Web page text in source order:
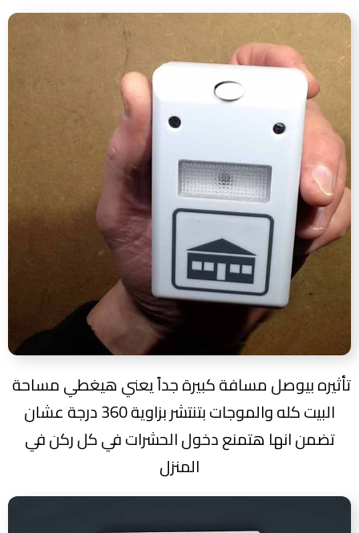
البيت كله والموجات بتنتشر بزاوية 360 درجة عشان
تضمن انها هتمنع دخول الحشرات في كل ركن في
المنزل